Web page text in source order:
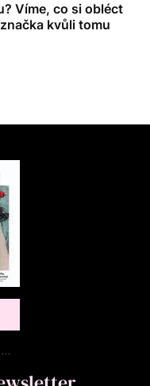
Víme, co si obléct
kvůli tomu